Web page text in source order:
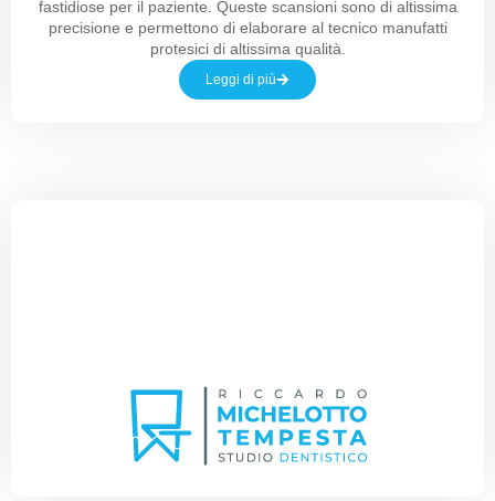
fastidiose per il paziente. Queste scansioni sono di altissima
precisione e permettono di elaborare al tecnico manufatti
protesici di altissima qualità.
Leggi di più